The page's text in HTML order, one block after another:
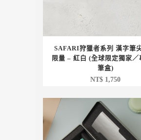
SAFARI狩獵者系列 漢字筆
限量 – 紅白 (全球限定獨家／
筆盒)
NT$ 1,750